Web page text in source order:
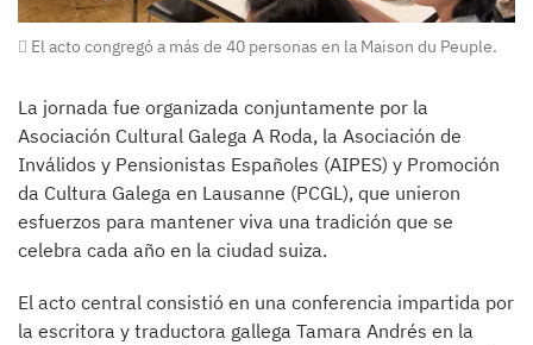
El acto congregó a más de 40 personas en la Maison du Peuple.
La jornada fue organizada conjuntamente por la
Asociación Cultural Galega A Roda, la Asociación de
Inválidos y Pensionistas Españoles (AIPES) y Promoción
da Cultura Galega en Lausanne (PCGL), que unieron
esfuerzos para mantener viva una tradición que se
celebra cada año en la ciudad suiza.
El acto central consistió en una conferencia impartida por
la escritora y traductora gallega Tamara Andrés en la